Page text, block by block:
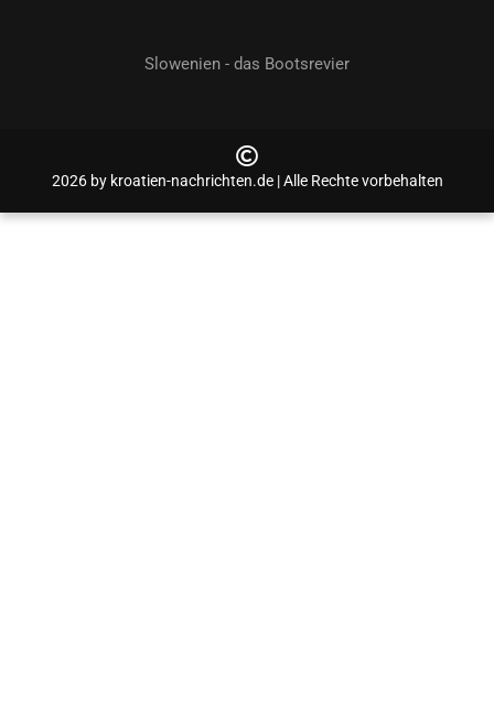
Slowenien - das Bootsrevier
2026 by kroatien-nachrichten.de | Alle Rechte vorbehalten